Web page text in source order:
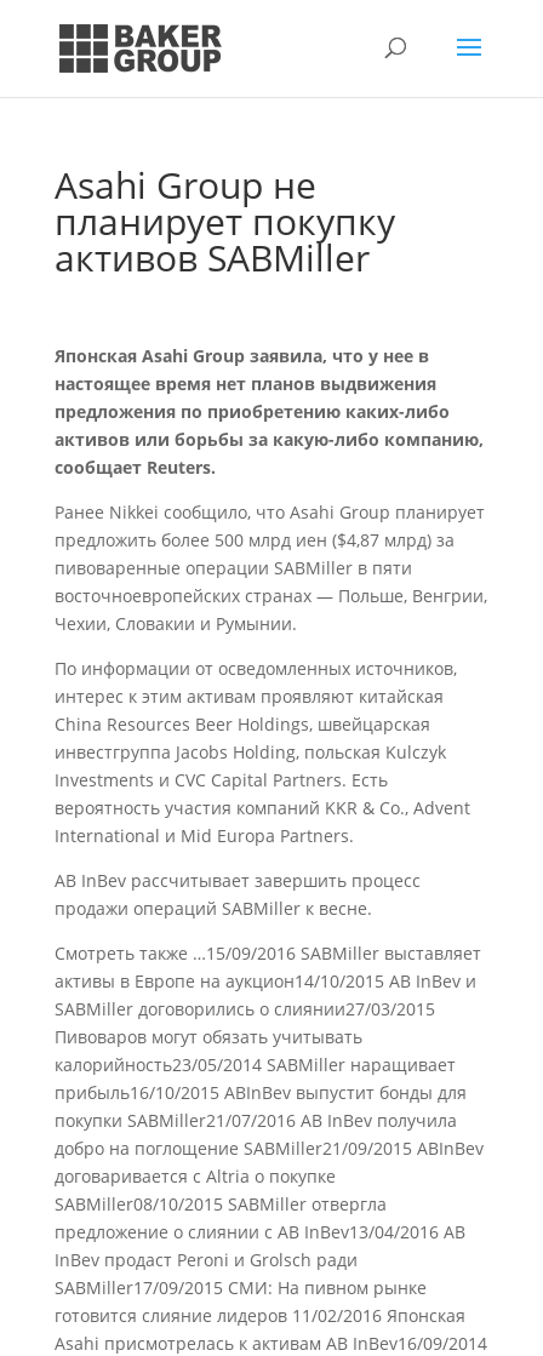
Asahi Group не
планирует покупку
активов SABMiller
Японская Asahi Group заявила, что у нее в
настоящее время нет планов выдвижения
предложения по приобретению каких-либо
активов или борьбы за какую-либо компанию,
сообщает Reuters.
Ранее Nikkei сообщило, что Asahi Group планирует
предложить более 500 млрд иен ($4,87 млрд) за
пивоваренные операции SABMiller в пяти
восточноевропейских странах — Польше, Венгрии,
Чехии, Словакии и Румынии.
По информации от осведомленных источников,
интерес к этим активам проявляют китайская
China Resources Beer Holdings, швейцарская
инвестгруппа Jacobs Holding, польская Kulczyk
Investments и CVC Capital Partners. Есть
вероятность участия компаний KKR & Co., Advent
International и Mid Europa Partners.
AB InBev рассчитывает завершить процесс
продажи операций SABMiller к весне.
Смотреть также …15/09/2016 SABMiller выставляет
активы в Европе на аукцион14/10/2015 AB InBev и
SABMiller договорились о слиянии27/03/2015
Пивоваров могут обязать учитывать
калорийность23/05/2014 SABMiller наращивает
прибыль16/10/2015 ABInBev выпустит бонды для
покупки SABMiller21/07/2016 AB InBev получила
добро на поглощение SABMiller21/09/2015 ABInBev
договаривается с Altria о покупке
SABMiller08/10/2015 SABMiller отвергла
предложение о слиянии с AB InBev13/04/2016 AB
InBev продаст Peroni и Grolsch ради
SABMiller17/09/2015 СМИ: На пивном рынке
готовится слияние лидеров 11/02/2016 Японская
Asahi присмотрелась к активам AB InBev16/09/2014